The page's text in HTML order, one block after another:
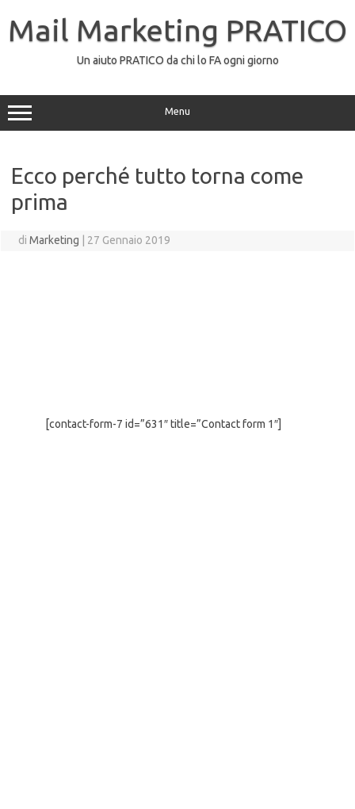
Mail Marketing PRATICO
Un aiuto PRATICO da chi lo FA ogni giorno
Menu
Ecco perché tutto torna come
prima
di Marketing 27 Gennaio 2019
[contact-form-7 id=”631″ title=”Contact form 1″]